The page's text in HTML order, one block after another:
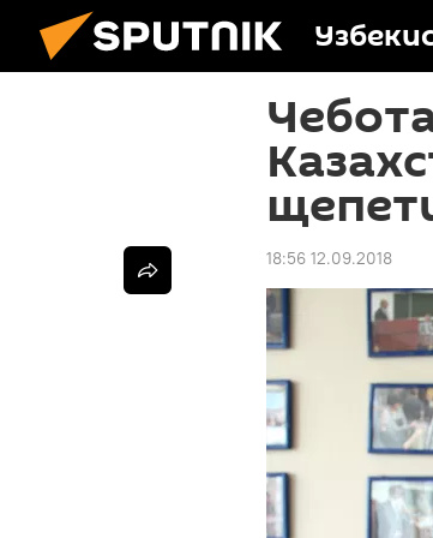
18:56 12.09.2018